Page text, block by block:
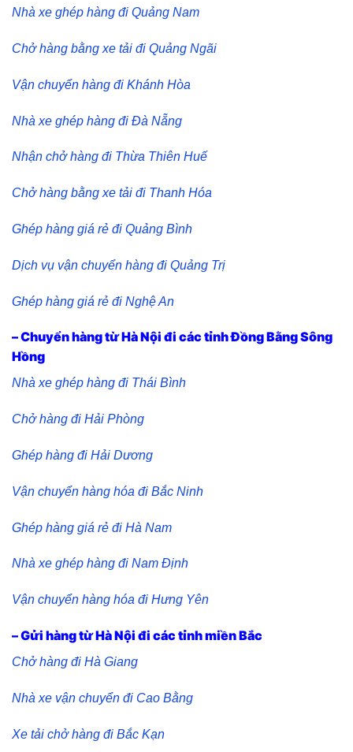
Nhà xe ghép hàng đi Quảng Nam
Chở hàng bằng xe tải đi Quảng Ngãi
Vận chuyển hàng đi Khánh Hòa
Nhà xe ghép hàng đi Đà Nẵng
Nhận chở hàng đi Thừa Thiên Huế
Chở hàng bằng xe tải đi Thanh Hóa
Ghép hàng giá rẻ đi Quảng Bình
Dịch vụ vận chuyển hàng đi Quảng Trị
Ghép hàng giá rẻ đi Nghệ An
– Chuyển hàng từ Hà Nội đi các tỉnh Đồng Bằng Sông
Hồng
Nhà xe ghép hàng đi Thái Bình
Chở hàng đi Hải Phòng
Ghép hàng đi Hải Dương
Vận chuyển hàng hóa đi Bắc Ninh
Ghép hàng giá rẻ đi Hà Nam
Nhà xe ghép hàng đi Nam Định
Vận chuyển hàng hóa đi Hưng Yên
– Gửi hàng từ Hà Nội đi các tỉnh miền Bắc
Chở hàng đi Hà Giang
Nhà xe vận chuyển đi Cao Bằng
Xe tải chở hàng đi Bắc Kạn